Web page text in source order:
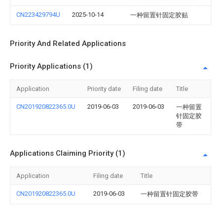
CN223429794U 2025-10-14 一种留置针固定胶贴
Priority And Related Applications
Priority Applications (1)
Application Priority date Filing date Title
CN201920822365.0U 2019-06-03 2019-06-03
一种留置
针固定胶
带
Applications Claiming Priority (1)
Application Filing date Title
CN201920822365.0U 2019-06-03 一种留置针固定胶带